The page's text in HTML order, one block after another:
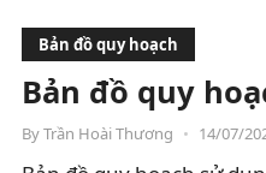
Bản đồ quy hoạch
Bản đồ quy
ByTrần Hoài Thương • 14/07/